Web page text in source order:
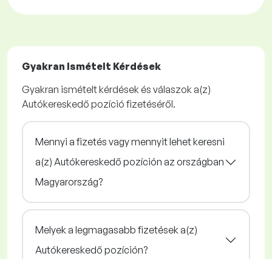
Gyakran Ismételt Kérdések
Gyakran ismételt kérdések és válaszok a(z)
Autókereskedő pozíció fizetéséről.
Mennyi a fizetés vagy mennyit lehet keresni
a(z) Autókereskedő pozíción az országban
Magyarország?
Melyek a legmagasabb fizetések a(z)
Autókereskedő pozíción?